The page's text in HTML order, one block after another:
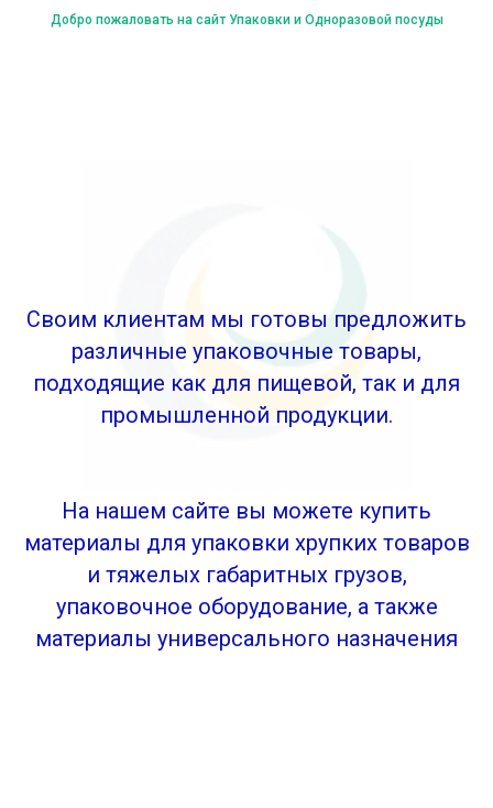
Добро пожаловать на сайт Упаковки и Одноразовой посуды
Своим клиентам мы готовы предложить
различные упаковочные товары,
подходящие как для пищевой, так и для
промышленной продукции.
На нашем сайте вы можете купить
материалы для упаковки хрупких товаров
и тяжелых габаритных грузов,
упаковочное оборудование, а также
материалы универсального назначения